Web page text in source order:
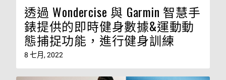
透過 Wondercise 與 Garmin 智慧手
錶提供的即時健身數據&運動動
態捕捉功能，進行健身訓練
8 七月, 2022